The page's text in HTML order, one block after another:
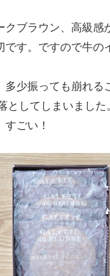
ブラウン、高級感
す。ですので牛の
少振っても崩れる
としてしまいました
ごい！